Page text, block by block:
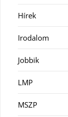
Hírek
Irodalom
Jobbik
LMP
MSZP